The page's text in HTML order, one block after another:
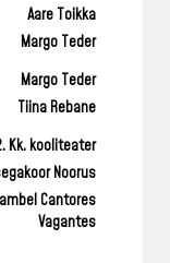
Aare Toikka
Margo Teder
Margo Teder
Tiina Rebane
Kk. kooliteater
Noorus
Cantores
Vagantes